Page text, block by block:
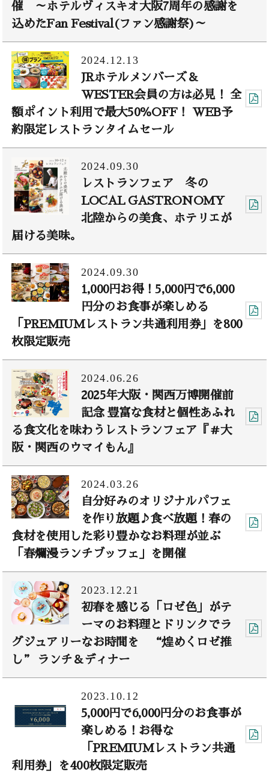
催 ～ホテルヴィスキオ大阪7周年の感謝を
込めたFan Festival(ファン感謝祭)～
2024.12.13
JRホテルメンバーズ＆
WESTER会員の方は必見！ 全
額ポイント利用で最大50％OFF！ WEB予
約限定レストランタイムセール
2024.09.30
レストランフェア 冬の
LOCAL GASTRONOMY
北陸からの美食、ホテリエが
届ける美味。
2024.09.30
1,000円お得！5,000円で6,000
円分のお食事が楽しめる
「PREMIUMレストラン共通利用券」を800
枚限定販売
2024.06.26
2025年大阪・関西万博開催前
記念 豊富な食材と個性あふれ
る食文化を味わうレストランフェア『＃大
阪・関西のウマイもん』
2024.03.26
自分好みのオリジナルパフェ
を作り放題♪食べ放題！春の
食材を使用した彩り豊かなお料理が並ぶ
「春爛漫ランチブッフェ」を開催
2023.12.21
初春を感じる「ロゼ色」がテ
ーマのお料理とドリンクでラ
グジュアリーなお時間を “煌めくロゼ推
し” ランチ＆ディナー
2023.10.12
5,000円で6,000円分のお食事が
楽しめる！お得な
「PREMIUMレストラン共通
利用券」を400枚限定販売